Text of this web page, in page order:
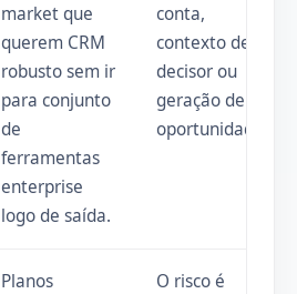
market que
querem CRM
robusto sem ir
para conjunto
de
ferramentas
enterprise
logo de saída.
conta,
contexto de
decisor ou
geração de
oportunidades.
Planos
O risco é